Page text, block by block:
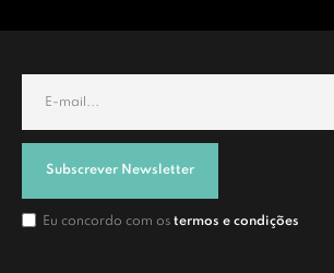
Subscrever Newsletter
Eu concordo com os termos e condições